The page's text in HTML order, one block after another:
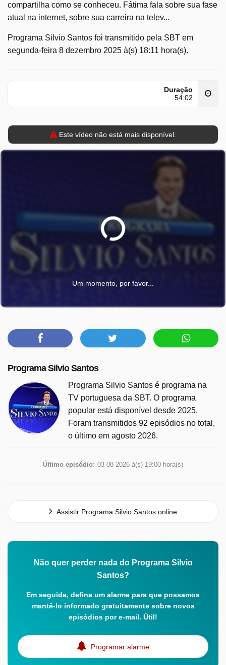
compartilha como se conheceu. Fátima fala sobre sua fase
atual na internet, sobre sua carreira na telev...
Programa Silvio Santos foi transmitido pela SBT em
segunda-feira 8 dezembro 2025 à(s) 18:11 hora(s).
Duração
54:02
Este vídeo não está mais disponível.
Um momento, por favor...
Programa Silvio Santos
Programa Silvio Santos é programa na
TV portuguesa da SBT. O programa
popular está disponível desde 2025.
Foram transmitidos 92 episódios no total,
o último em agosto 2026.
Último episódio: 03-08-2026 à(s) 19:00 hora(s)
Assistir Programa Silvio Santos online
Não quer perder nada do Programa Silvio
Santos?
Em seguida, defina um alarme para que possamos
mantê-lo informado gratuitamente sobre novos
episódios por e-mail. Útil!
Programar alarme